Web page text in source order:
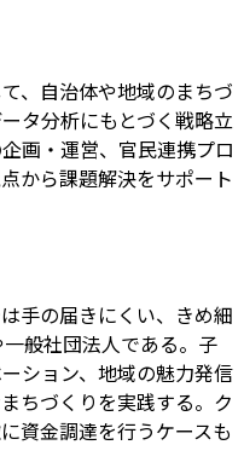
、自治体や地域のまちづ
タ分析にもとづく戦略立
画・運営、官民連携プロ
から課題解決をサポート
手の届きにくい、きめ細
般社団法人である。子
ション、地域の魅力発信
ちづくりを実践する。ク
資金調達を行うケースも